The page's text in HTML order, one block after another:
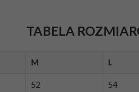
TABELA
M L
52 54